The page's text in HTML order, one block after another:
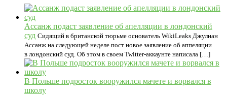
Ассанж подаст заявление об апелляции в лондонский
суд Сидящий в британской тюрьме основатель WikiLeaks Джулиан
Ассанж на следующей неделе пост новое заявление об аппеляции
в лондонский суд. Об этом в своем Twitter-аккаунте написала […]
В Польше подросток вооружился мачете и ворвался в
школу